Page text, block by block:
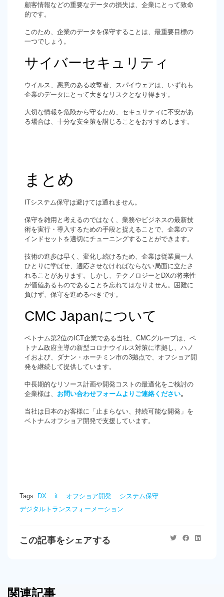
顧客情報などの重要なデータの損失は、企業にとって致命
的です。
このため、企業のデータを保守することは、最重要目標の
一つでしょう。
サイバーセキュリティ
ウイルス、悪意のある攻撃者、スパイウェアは、いずれも
企業のデータにとって大きなリスクとなり得ます。
大切な情報を危険から守るため、セキュリティに不安があ
る場合は、十分な安全策を講じることをおすすめします。
まとめ
ITシステム保守は避けては通れません。
保守を雑用と考えるのではなく、業務やビジネスの最新技
術を実行・導入するための手段と捉えることで、企業のマ
インドセットを適切にチューニングすることができます。
技術の進歩は早く、変化し続けるため、企業は従業員一人
ひとりに学ばせ、適応させなければならない局面に立たさ
れることがあります。しかし、テクノロジーとDXの将来性
が価値あるものであることを忘れてはなりません。困難に
負けず、保守を進めるべきです。
CMC Japanについて
ベトナム第2位のICT企業である当社、CMCグループは、ベ
トナム政府主導の新型コロナウイルス対策に準拠し、ハノ
イおよび、ダナン・ホーチミン市の3拠点で、オフショア開
発を継続して提供しています。
中長期的なリソース計画や開発コストの最適化をご検討の
企業様は、 お問い合わせフォームよりご連絡ください。
当社は日本のお客様に「止まらない、持続可能な開発」を
ベトナムオフショア開発で支援しています。
Tags: DX it オフショア開発
システム保守
デジタルトランスフォーメーション
この記事をシェアする
関連記事